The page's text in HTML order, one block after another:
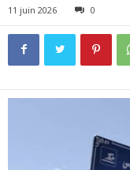
11 juin 2026 0